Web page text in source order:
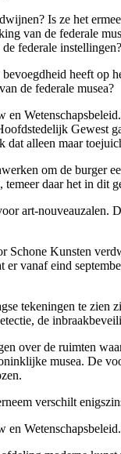
Is ze het
van de federale
federale instellingen?
heeft
de federale musea?
dat alleen maar
om de
daar het in dit
art-nouveauzalen.
Kunsten
vanaf eind
tekeningen te
de
over de ruimten
musea. De
verschilt